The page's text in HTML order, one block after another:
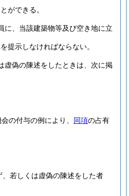
ができる。
に、当該建築物等及び空き地に立
提示しなければならない。
虚偽の陳述をしたときは、次に掲
の付与の例により、 同項の占有
若しくは虚偽の陳述をした者